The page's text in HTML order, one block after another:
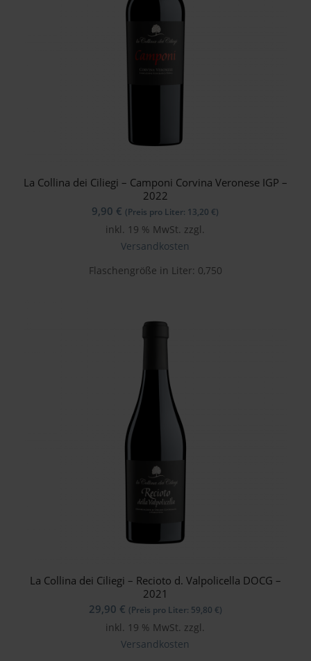
La Collina dei Ciliegi – Camponi Corvina Veronese IGP –
2022
9,90 € (Preis pro Liter: 13,20 €)
inkl. 19 % MwSt. zzgl.
Versandkosten
Flaschengröße in Liter: 0,750
La Collina dei Ciliegi – Recioto d. Valpolicella DOCG –
2021
29,90 € (Preis pro Liter: 59,80 €)
inkl. 19 % MwSt. zzgl.
Versandkosten